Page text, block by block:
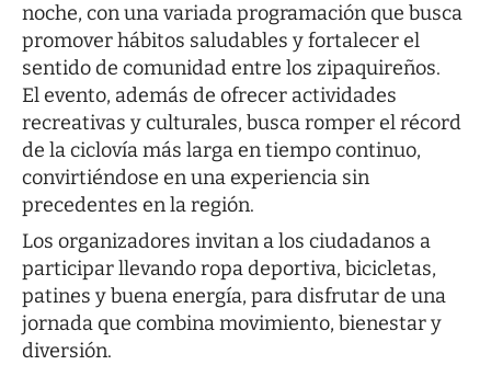
noche, con una variada programación que busca
promover hábitos saludables y fortalecer el
sentido de comunidad entre los zipaquireños.
El evento, además de ofrecer actividades
recreativas y culturales, busca romper el récord
de la ciclovía más larga en tiempo continuo,
convirtiéndose en una experiencia sin
precedentes en la región.
Los organizadores invitan a los ciudadanos a
participar llevando ropa deportiva, bicicletas,
patines y buena energía, para disfrutar de una
jornada que combina movimiento, bienestar y
diversión.